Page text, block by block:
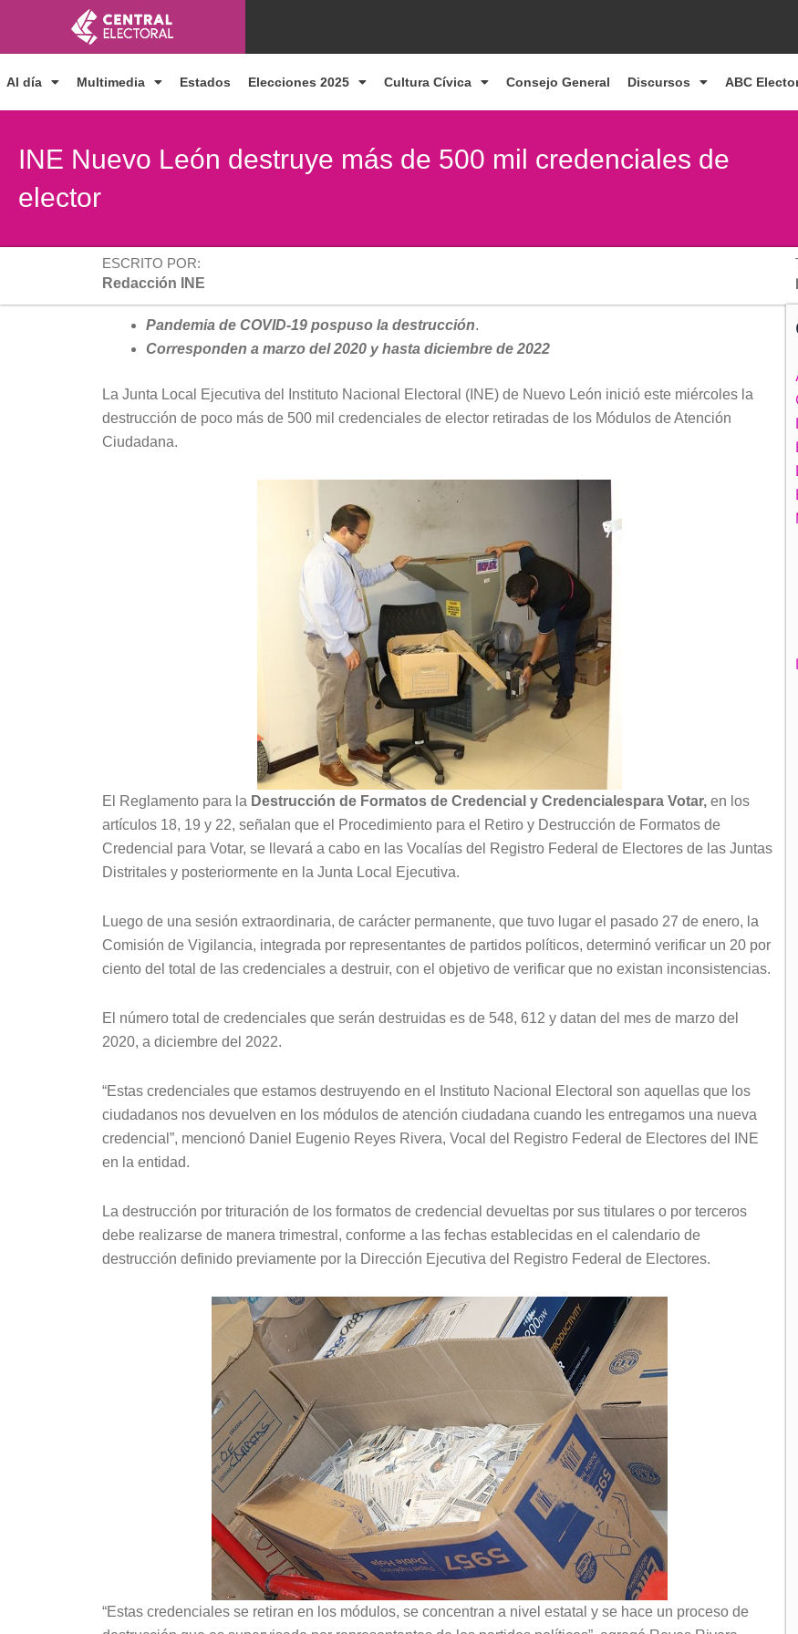
contenido
Al día Multimedia Estados Elecciones 2025 Cultura Cívica Consejo General Discursos ABC
INE Nuevo León destruye más de 500 mil credenciales de
elector
ESCRITO POR:
Redacción INE
Pandemia de COVID-19 pospuso la destrucción.
Corresponden a marzo del 2020 y hasta diciembre de 2022
La Junta Local Ejecutiva del Instituto Nacional Electoral (INE) de Nuevo León inició este miércoles la
destrucción de poco más de 500 mil credenciales de elector retiradas de los Módulos de Atención
Ciudadana.
El Reglamento para la Destrucción de Formatos de Credencial y Credencialespara Votar, en los
artículos 18, 19 y 22, señalan que el Procedimiento para el Retiro y Destrucción de Formatos de
Credencial para Votar, se llevará a cabo en las Vocalías del Registro Federal de Electores de las Juntas
Distritales y posteriormente en la Junta Local Ejecutiva.
Luego de una sesión extraordinaria, de carácter permanente, que tuvo lugar el pasado 27 de enero, la
Comisión de Vigilancia, integrada por representantes de partidos políticos, determinó verificar un 20 por
ciento del total de las credenciales a destruir, con el objetivo de verificar que no existan inconsistencias.
El número total de credenciales que serán destruidas es de 548, 612 y datan del mes de marzo del
2020, a diciembre del 2022.
“Estas credenciales que estamos destruyendo en el Instituto Nacional Electoral son aquellas que los
ciudadanos nos devuelven en los módulos de atención ciudadana cuando les entregamos una nueva
credencial”, mencionó Daniel Eugenio Reyes Rivera, Vocal del Registro Federal de Electores del INE
en la entidad.
La destrucción por trituración de los formatos de credencial devueltas por sus titulares o por terceros
debe realizarse de manera trimestral, conforme a las fechas establecidas en el calendario de
destrucción definido previamente por la Dirección Ejecutiva del Registro Federal de Electores.
“Estas credenciales se retiran en los módulos, se concentran a nivel estatal y se hace un proceso de